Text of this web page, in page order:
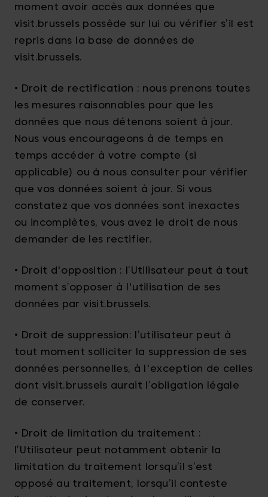
moment avoir accès aux données que
visit.brussels possède sur lui ou vérifier s’il est
repris dans la base de données de
visit.brussels.
• Droit de rectification : nous prenons toutes
les mesures raisonnables pour que les
données que nous détenons soient à jour.
Nous vous encourageons à de temps en
temps accéder à votre compte (si
applicable) ou à nous consulter pour vérifier
que vos données soient à jour. Si vous
constatez que vos données sont inexactes
ou incomplètes, vous avez le droit de nous
demander de les rectifier.
• Droit d'opposition : l’Utilisateur peut à tout
moment s’opposer à l'utilisation de ses
données par visit.brussels.
• Droit de suppression: l’utilisateur peut à
tout moment solliciter la suppression de ses
données personnelles, à l'exception de celles
dont visit.brussels aurait l’obligation légale
de conserver.
• Droit de limitation du traitement :
l’Utilisateur peut notamment obtenir la
limitation du traitement lorsqu’il s’est
opposé au traitement, lorsqu’il conteste